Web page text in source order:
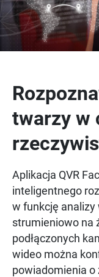
twarzy w
Aplikacja QVR
inteligentnego
w funkcję analizy
strumieniowo na
podłączonych
wideo można
powiadomienia o